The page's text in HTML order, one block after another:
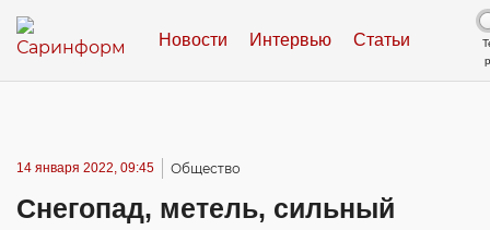
Новости Интервью Статьи
14 января 2022, 09:45 Общество
Снегопад, метель, сильный